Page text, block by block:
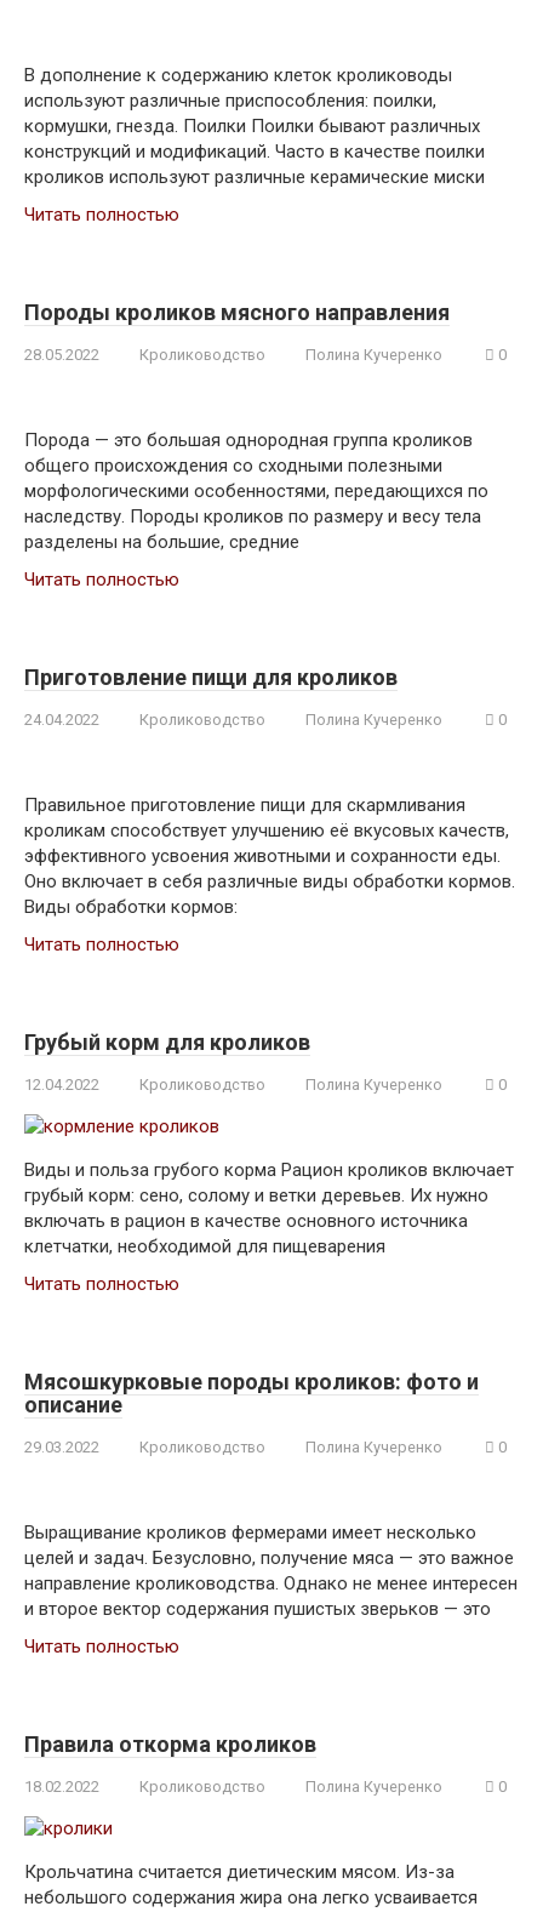
В дополнение к содержанию клеток кролиководы
используют различные приспособления: поилки,
кормушки, гнезда. Поилки Поилки бывают различных
конструкций и модификаций. Часто в качестве поилки
кроликов используют различные керамические миски
Читать полностью
Породы кроликов мясного направления
28.05.2022 Кролиководство Полина Кучеренко 0
Порода — это большая однородная группа кроликов
общего происхождения со сходными полезными
морфологическими особенностями, передающихся по
наследству. Породы кроликов по размеру и весу тела
разделены на большие, средние
Читать полностью
Приготовление пищи для кроликов
24.04.2022 Кролиководство Полина Кучеренко 0
Правильное приготовление пищи для скармливания
кроликам способствует улучшению её вкусовых качеств,
эффективного усвоения животными и сохранности еды.
Оно включает в себя различные виды обработки кормов.
Виды обработки кормов:
Читать полностью
Грубый корм для кроликов
12.04.2022 Кролиководство Полина Кучеренко 0
Виды и польза грубого корма Рацион кроликов включает
грубый корм: сено, солому и ветки деревьев. Их нужно
включать в рацион в качестве основного источника
клетчатки, необходимой для пищеварения
Читать полностью
Мясошкурковые породы кроликов: фото и
описание
29.03.2022 Кролиководство Полина Кучеренко 0
Выращивание кроликов фермерами имеет несколько
целей и задач. Безусловно, получение мяса — это важное
направление кролиководства. Однако не менее интересен
и второе вектор содержания пушистых зверьков — это
Читать полностью
Правила откорма кроликов
18.02.2022 Кролиководство Полина Кучеренко 0
Крольчатина считается диетическим мясом. Из-за
небольшого содержания жира она легко усваивается